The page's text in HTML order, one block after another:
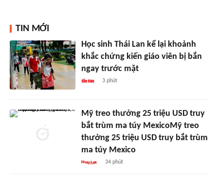
TIN MỚI
Học sinh Thái Lan kể lại khoảnh
khắc chứng kiến giáo viên bị bắn
ngay trước mặt
3 phút
Mỹ treo thưởng 25 triệu USD truy
bắt trùm ma túy MexicoMỹ treo
thưởng 25 triệu USD truy bắt trùm
ma túy Mexico
34 phút